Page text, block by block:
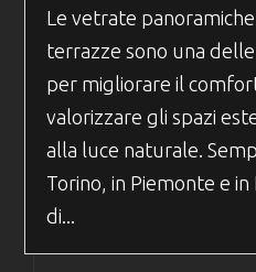
Le vetrate
terrazze sono una
per migliorare il
valorizzare gli spazi
alla luce naturale.
Torino, in Piemonte e
di...